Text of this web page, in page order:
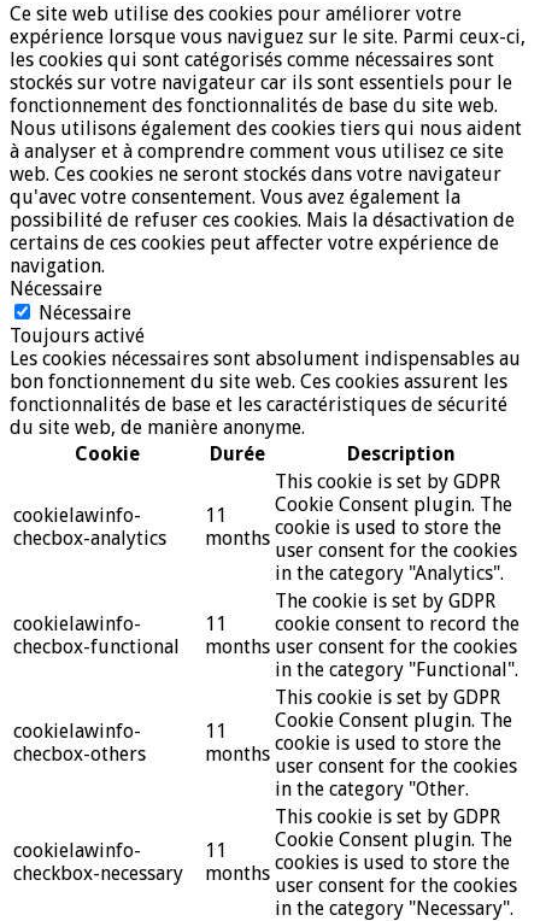
Ce site web utilise des cookies pour améliorer votre
expérience lorsque vous naviguez sur le site. Parmi ceux-ci,
les cookies qui sont catégorisés comme nécessaires sont
stockés sur votre navigateur car ils sont essentiels pour le
fonctionnement des fonctionnalités de base du site web.
Nous utilisons également des cookies tiers qui nous aident
à analyser et à comprendre comment vous utilisez ce site
web. Ces cookies ne seront stockés dans votre navigateur
qu'avec votre consentement. Vous avez également la
possibilité de refuser ces cookies. Mais la désactivation de
certains de ces cookies peut affecter votre expérience de
navigation.
Nécessaire
Nécessaire
Toujours activé
Les cookies nécessaires sont absolument indispensables au
bon fonctionnement du site web. Ces cookies assurent les
fonctionnalités de base et les caractéristiques de sécurité
du site web, de manière anonyme.
Cookie
Durée Description
cookielawinfo-
checbox-analytics
11
months
This cookie is set by GDPR
Cookie Consent plugin. The
cookie is used to store the
user consent for the cookies
in the category "Analytics".
cookielawinfo-
checbox-functional
11
months
The cookie is set by GDPR
cookie consent to record the
user consent for the cookies
in the category "Functional".
cookielawinfo-
checbox-others
11
months
This cookie is set by GDPR
Cookie Consent plugin. The
cookie is used to store the
user consent for the cookies
in the category "Other.
cookielawinfo-
checkbox-necessary
11
months
This cookie is set by GDPR
Cookie Consent plugin. The
cookies is used to store the
user consent for the cookies
in the category "Necessary".